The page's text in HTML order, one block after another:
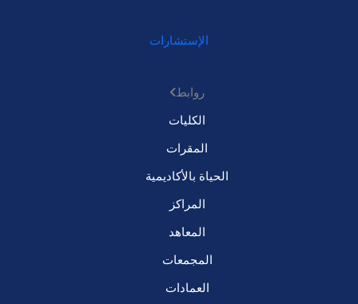
الإستشارات
روابط
الكليات
المقرات
الحياة بالأكاديمية
المراكز
المعاهد
المجمعات
العمادات